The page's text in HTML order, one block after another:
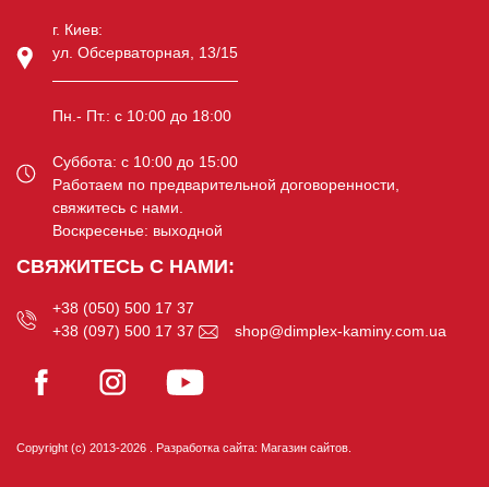
г. Киев:
ул. Обсерваторная, 13/15
Пн.- Пт.: c 10:00 до 18:00
Суббота: c 10:00 до 15:00
Работаем по предварительной договоренности,
свяжитесь с нами.
Воскресенье: выходной
СВЯЖИТЕСЬ С НАМИ:
+38 (050) 500 17 37
+38 (097) 500 17 37
shop@dimplex-kaminy.com.ua
Copyright (c) 2013-2026 . Разработка сайта: Магазин сайтов